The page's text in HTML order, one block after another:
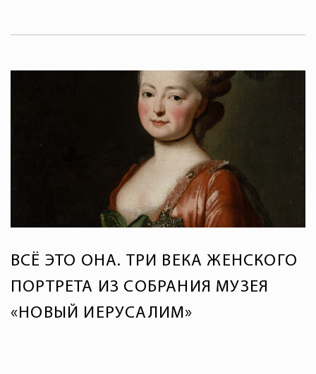
ВСЁ ЭТО ОНА. ТРИ ВЕКА ЖЕНСКОГО
ПОРТРЕТА ИЗ СОБРАНИЯ МУЗЕЯ
«НОВЫЙ ИЕРУСАЛИМ»